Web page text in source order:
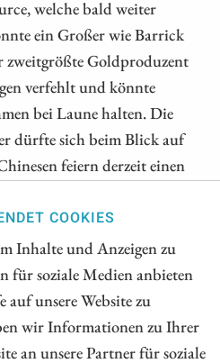
COOKIES
Inhalte und Anzeigen zu
für soziale Medien anbieten
unsere Website zu
wir Informationen zu Ihrer
an unsere Partner für soziale
welche bald weiter
ein Großer wie Barrick
zweitgrößte Goldproduzent
verfehlt und könnte
bei Laune halten. Die
dürfte sich beim Blick auf
feiern derzeit einen
für die Einbindung von
die Kaufchance nutzen?